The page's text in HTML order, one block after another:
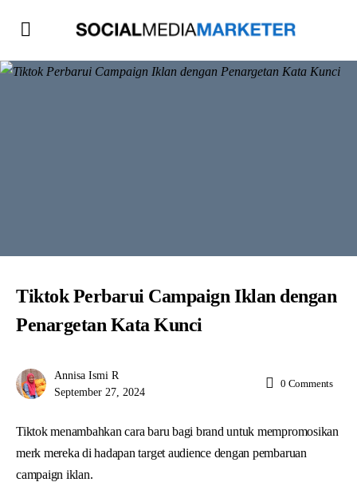
Tiktok Perbarui Campaign Iklan dengan
Penargetan Kata Kunci
Annisa Ismi R
September 27, 2024
0 Comments
Tiktok menambahkan cara baru bagi brand untuk mempromosikan
merk mereka di hadapan target audience dengan pembaruan
campaign iklan.